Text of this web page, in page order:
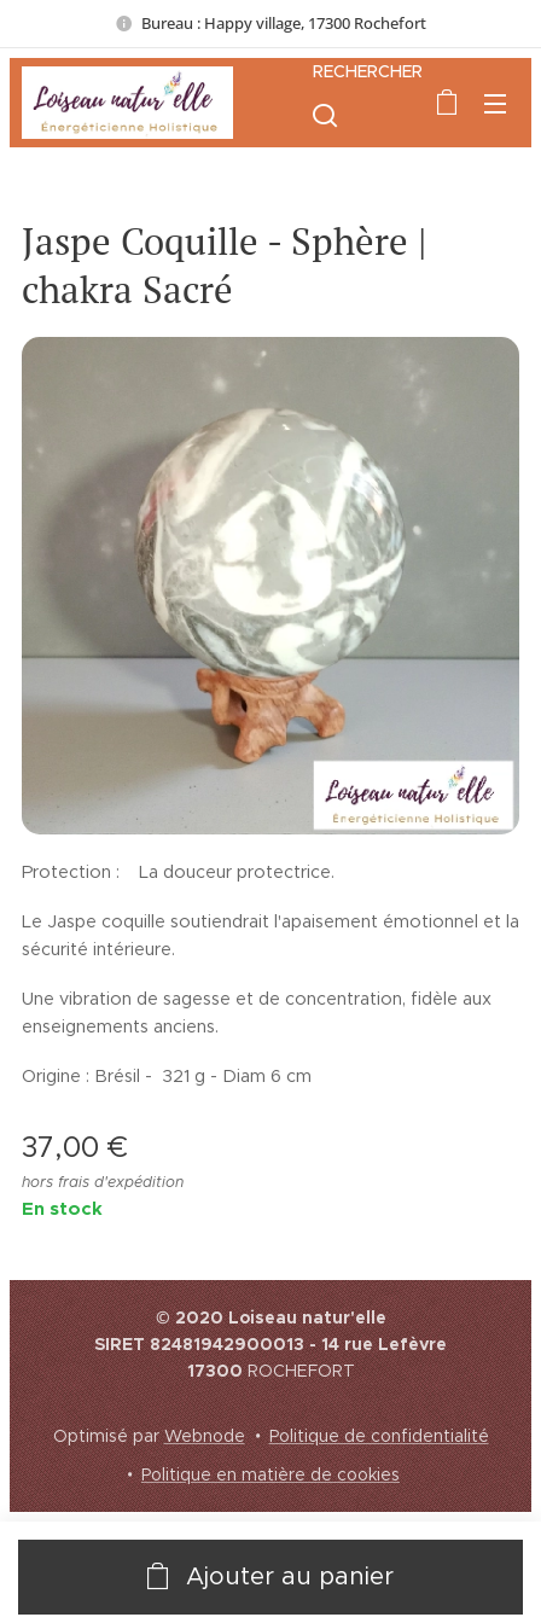
Bureau : Happy village, 17300 Rochefort
RECHERCHER
Jaspe Coquille - Sphère |
chakra Sacré
Protection : La douceur protectrice.
Le Jaspe coquille soutiendrait l'apaisement émotionnel et la
sécurité intérieure.
Une vibration de sagesse et de concentration, fidèle aux
enseignements anciens.
Origine : Brésil - 321 g - Diam 6 cm
37,00 €
hors frais d'expédition
En stock
Ajouter au panier
© 2020 Loiseau natur'elle
SIRET 82481942900013 - 14 rue Lefèvre
17300ROCHEFORT
Optimisé parWebnode
Politique de confidentialité
Politique en matière de cookies